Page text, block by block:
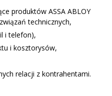
produktów ASSA ABLOY
technicznych,
i telefon),
i kosztorysów,
relacji z kontrahentami.